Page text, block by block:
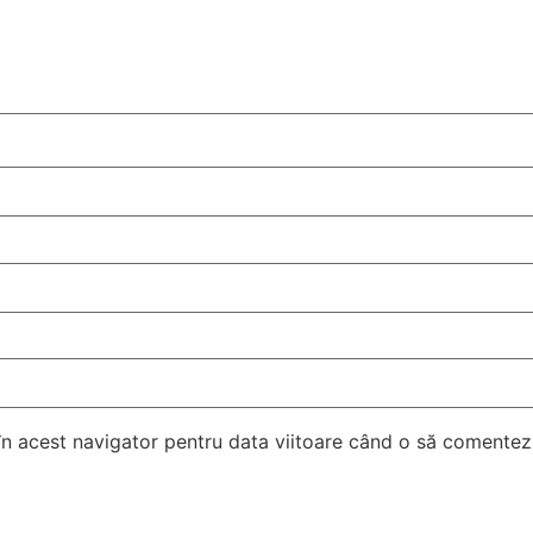
acest navigator pentru data viitoare când o să